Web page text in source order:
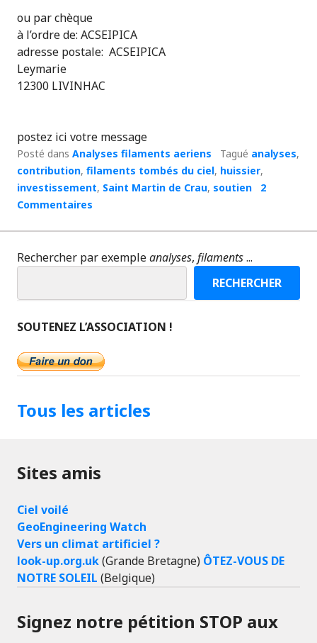
ou par chèque
à l’ordre de: ACSEIPICA
adresse postale: ACSEIPICA
Leymarie
12300 LIVINHAC
postez ici votre message
Posté dans Analyses filaments aeriens Tagué analyses,
contribution, filaments tombés du ciel, huissier,
investissement, Saint Martin de Crau, soutien
2
Commentaires
Rechercher par exempleanalyses, filaments...
RECHERCHER
SOUTENEZ L’ASSOCIATION !
Tous les articles
Sites amis
Ciel voilé
GeoEngineering Watch
Vers un climat artificiel ?
look-up.org.uk(Grande Bretagne) ÔTEZ-VOUS DE
NOTRE SOLEIL (Belgique)
Signez notre pétition STOP aux